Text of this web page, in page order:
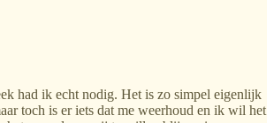
had ik echt nodig. Het is zo simpel eigenlijk
toch is er iets dat me weerhoud en ik wil het